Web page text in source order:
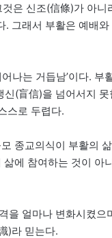
은 신조(信條)가 아
그래서 부활은 예배
나는 거듭남’이다.
(盲信)을 넘어서지
스로 두렵다.
종교의식이 부활의
에 참여하는 것이
을 얼마나 변화시켰
)라 믿는다.